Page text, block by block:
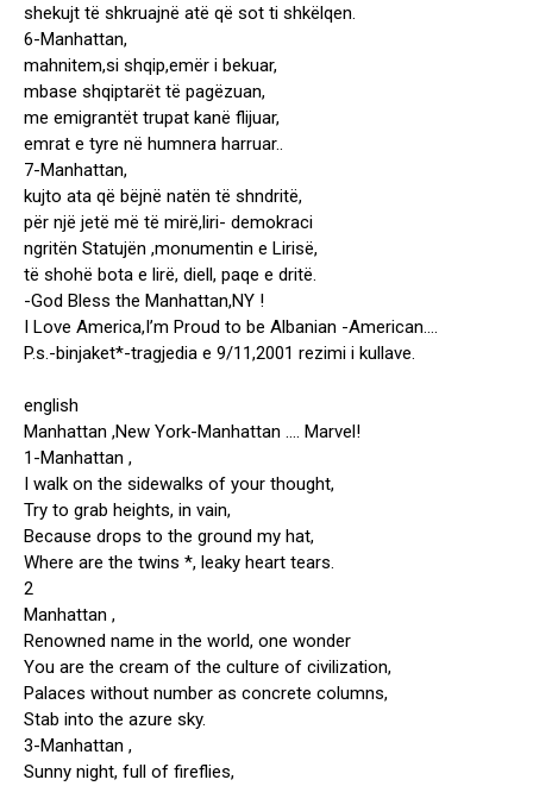
shekujt të shkruajnë atë që sot ti shkëlqen.
6-Manhattan,
mahnitem,si shqip,emër i bekuar,
mbase shqiptarët të pagëzuan,
me emigrantët trupat kanë flijuar,
emrat e tyre në humnera harruar..
7-Manhattan,
kujto ata që bëjnë natën të shndritë,
për një jetë më të mirë,liri- demokraci
ngritën Statujën ,monumentin e Lirisë,
të shohë bota e lirë, diell, paqe e dritë.
-God Bless the Manhattan,NY !
I Love America,I’m Proud to be Albanian -American….
P.s.-binjaket*-tragjedia e 9/11,2001 rezimi i kullave.
english
Manhattan ,New York-Manhattan …. Marvel!
1-Manhattan ,
I walk on the sidewalks of your thought,
Try to grab heights, in vain,
Because drops to the ground my hat,
Where are the twins *, leaky heart tears.
2
Manhattan ,
Renowned name in the world, one wonder
You are the cream of the culture of civilization,
Palaces without number as concrete columns,
Stab into the azure sky.
3-Manhattan ,
Sunny night, full of fireflies,